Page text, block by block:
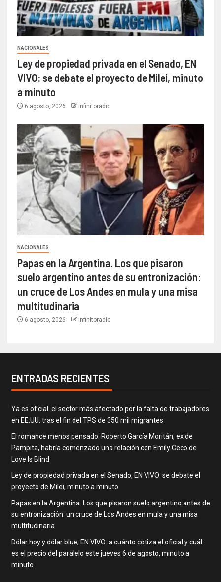
NACIONALES
Ley de propiedad privada en el Senado, EN
VIVO: se debate el proyecto de Milei, minuto
a minuto
6 agosto, 2026 infinitoradio
NACIONALES
Papas en la Argentina. Los que pisaron
suelo argentino antes de su entronización:
un cruce de Los Andes en mula y una misa
multitudinaria
6 agosto, 2026 infinitoradio
ENTRADAS RECIENTES
Ya es oficial: el sector más afectado por la falta de trabajadores
en EE.UU. tras el fin del TPS de 350 mil migrantes
El romance menos pensado: Roberto García Moritán, ex de
Pampita, habría comenzado una relación con Emily Ceco de
Love Is Blind
Ley de propiedad privada en el Senado, EN VIVO: se debate el
proyecto de Milei, minuto a minuto
Papas en la Argentina. Los que pisaron suelo argentino antes de
su entronización: un cruce de Los Andes en mula y una misa
multitudinaria
Dólar hoy y dólar blue, EN VIVO: a cuánto cotiza el oficial y cuál
es el precio del paralelo este jueves 6 de agosto, minuto a
minuto